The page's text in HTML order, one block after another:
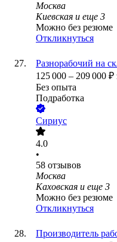
Москва
Киевская и еще 3
Можно без резюме
Откликнуться
Разнорабочий на
125 000 – 209 000 ₽
Без опыта
Подработка
Сириус
4.0
•
58 отзывов
Москва
Каховская и еще 3
Можно без резюме
Откликнуться
Производитель